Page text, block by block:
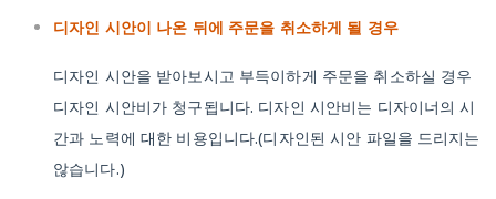
디자인 시안이 나온 뒤에 주문을 취소하게 될 경우
디자인 시안을 받아보시고 부득이하게 주문을 취소하실 경우
디자인 시안비가 청구됩니다. 디자인 시안비는 디자이너의 시
간과 노력에 대한 비용입니다.(디자인된 시안 파일을 드리지는
않습니다.)